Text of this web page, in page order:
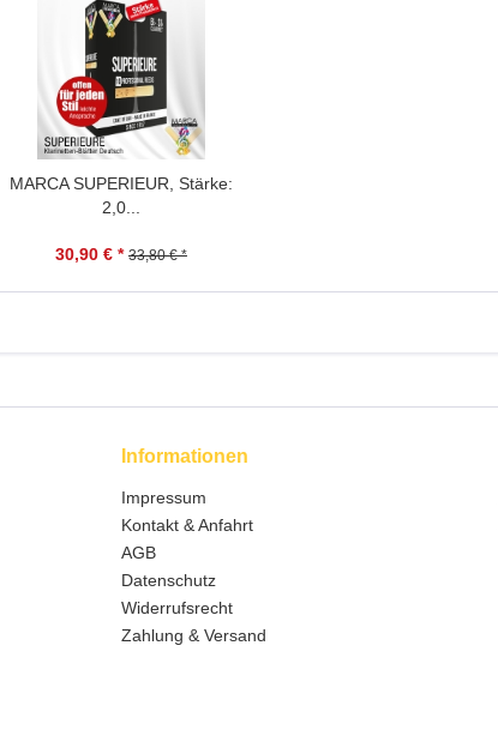
MARCA SUPERIEUR, Stärke:
2,0...
30,90 € * 33,80 € *
Informationen
Impressum
Kontakt & Anfahrt
AGB
Datenschutz
Widerrufsrecht
Zahlung & Versand